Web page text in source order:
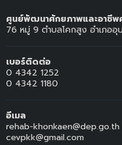
ศูนย์พัฒนาศักยภาพและอาชีพ
76 หมู่ 9 ตำบลโคกสูง อำเภอ
เบอร์ติดต่อ
0 4342 1252
0 4342 1180
อีเมล
rehab-khonkaen@dep.go.th
cevpkk@gmail.com